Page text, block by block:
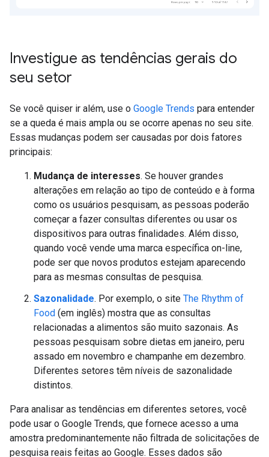
Investigue as tendências gerais do
seu setor
Se você quiser ir além, use o Google Trends para entender
se a queda é mais ampla ou se ocorre apenas no seu site.
Essas mudanças podem ser causadas por dois fatores
principais:
Mudança de interesses. Se houver grandes
alterações em relação ao tipo de conteúdo e à forma
como os usuários pesquisam, as pessoas poderão
começar a fazer consultas diferentes ou usar os
dispositivos para outras finalidades. Além disso,
quando você vende uma marca específica on-line,
pode ser que novos produtos estejam aparecendo
para as mesmas consultas de pesquisa.
Sazonalidade. Por exemplo, o site The Rhythm of
Food (em inglês) mostra que as consultas
relacionadas a alimentos são muito sazonais. As
pessoas pesquisam sobre dietas em janeiro, peru
assado em novembro e champanhe em dezembro.
Diferentes setores têm níveis de sazonalidade
distintos.
Para analisar as tendências em diferentes setores, você
pode usar o Google Trends, que fornece acesso a uma
amostra predominantemente não filtrada de solicitações de
pesquisa reais feitas ao Google. Esses dados são